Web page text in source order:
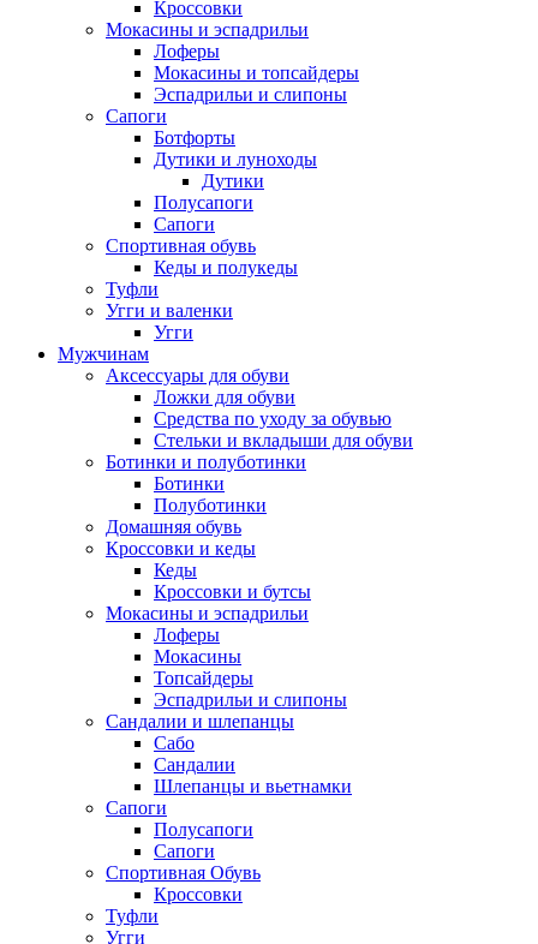
Кроссовки
Мокасины и эспадрильи
Лоферы
Мокасины и топсайдеры
Эспадрильи и слипоны
Сапоги
Ботфорты
Дутики и луноходы
Дутики
Полусапоги
Сапоги
Спортивная обувь
Кеды и полукеды
Туфли
Угги и валенки
Угги
Мужчинам
Аксессуары для обуви
Ложки для обуви
Средства по уходу за обувью
Стельки и вкладыши для обуви
Ботинки и полуботинки
Ботинки
Полуботинки
Домашняя обувь
Кроссовки и кеды
Кеды
Кроссовки и бутсы
Мокасины и эспадрильи
Лоферы
Мокасины
Топсайдеры
Эспадрильи и слипоны
Сандалии и шлепанцы
Сабо
Сандалии
Шлепанцы и вьетнамки
Сапоги
Полусапоги
Сапоги
Спортивная Обувь
Кроссовки
Туфли
Угги